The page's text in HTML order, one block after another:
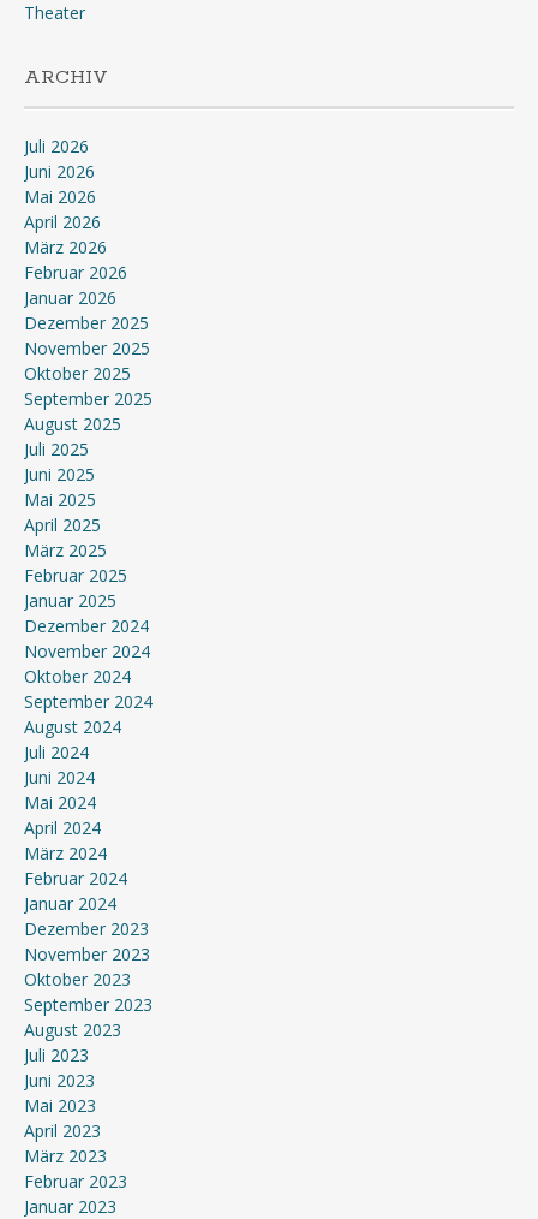
Theater
ARCHIV
Juli 2026
Juni 2026
Mai 2026
April 2026
März 2026
Februar 2026
Januar 2026
Dezember 2025
November 2025
Oktober 2025
September 2025
August 2025
Juli 2025
Juni 2025
Mai 2025
April 2025
März 2025
Februar 2025
Januar 2025
Dezember 2024
November 2024
Oktober 2024
September 2024
August 2024
Juli 2024
Juni 2024
Mai 2024
April 2024
März 2024
Februar 2024
Januar 2024
Dezember 2023
November 2023
Oktober 2023
September 2023
August 2023
Juli 2023
Juni 2023
Mai 2023
April 2023
März 2023
Februar 2023
Januar 2023